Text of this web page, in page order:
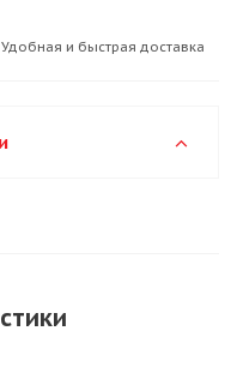
Удобная и быстрая доставка